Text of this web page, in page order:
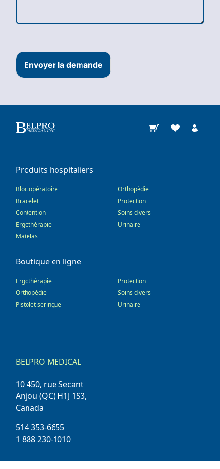
Envoyer la demande
Produits hospitaliers
Bloc opératoire
Bracelet
Contention
Ergothérapie
Matelas
Orthopédie
Protection
Soins divers
Urinaire
Boutique en ligne
Ergothérapie
Orthopédie
Pistolet seringue
Protection
Soins divers
Urinaire
BELPRO MEDICAL
10 450, rue Secant
Anjou (QC) H1J 1S3,
Canada
514 353-6655
1 888 230-1010